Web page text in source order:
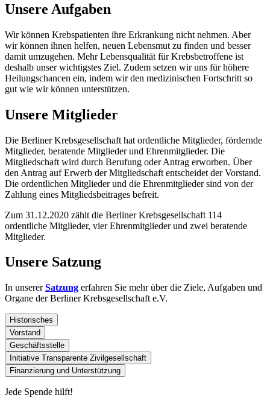
Unsere Aufgaben
Wir können Krebspatienten ihre Erkrankung nicht nehmen. Aber
wir können ihnen helfen, neuen Lebensmut zu finden und besser
damit umzugehen. Mehr Lebensqualität für Krebsbetroffene ist
deshalb unser wichtigstes Ziel. Zudem setzen wir uns für höhere
Heilungschancen ein, indem wir den medizinischen Fortschritt so
gut wie wir können unterstützen.
Unsere Mitglieder
Die Berliner Krebsgesellschaft hat ordentliche Mitglieder, fördernde
Mitglieder, beratende Mitglieder und Ehrenmitglieder. Die
Mitgliedschaft wird durch Berufung oder Antrag erworben. Über
den Antrag auf Erwerb der Mitgliedschaft entscheidet der Vorstand.
Die ordentlichen Mitglieder und die Ehrenmitglieder sind von der
Zahlung eines Mitgliedsbeitrages befreit.
Zum 31.12.2020 zählt die Berliner Krebsgesellschaft 114
ordentliche Mitglieder, vier Ehrenmitglieder und zwei beratende
Mitglieder.
Unsere Satzung
In unsererSatzung erfahren Sie mehr über die Ziele, Aufgaben und
Organe der Berliner Krebsgesellschaft e.V.
Historisches
Vorstand
Geschäftsstelle
Initiative Transparente Zivilgesellschaft
Finanzierung und Unterstützung
Jede Spende hilft!